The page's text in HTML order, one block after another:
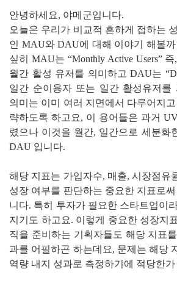
안녕하세요, 야메군입니다.
오늘은 우리가 비교적 흔하게 접하는
인 MAU와 DAU에 대해 이야기 해볼
싶히 MAU는 “Monthly Active Users”
월간 활성 유저를 의미하고 DAU는
일간 순이용자 또는 일간 활성유저를
의미는 이미 여러 지면에서 다루어지
략하도록 하고요, 이 용어들은 과거
렸으나 이것을 월간, 일간으로 세분화
DAU 입니다.
해당 지표는 가입자수, 매출, 시장점유
성장 여부를 판단하는 중요한 지표로
니다. 특히 투자가 필요한 스타트업이
지기도 하고요. 이렇게 중요한 성장지
직을 준비하는 기획자들도 해당 지표
과를 어필하곤 하는데요, 문제는 해당
역량 내지 성과로 측정하기에 적당한가